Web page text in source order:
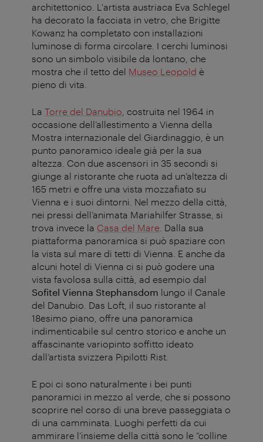
architettonico. L'artista austriaca Eva Schlegel
ha decorato la facciata in vetro, che Brigitte
Kowanz ha completato con installazioni
luminose di forma circolare. I cerchi luminosi
sono un simbolo visibile da lontano, che
mostra che il tetto del Museo Leopold è
pieno di vita.
La Torre del Danubio , costruita nel 1964 in
occasione dell’allestimento a Vienna della
Mostra internazionale del Giardinaggio, è un
punto panoramico ideale già per la sua
altezza. Con due ascensori in 35 secondi si
giunge al ristorante che ruota ad un’altezza di
165 metri e offre una vista mozzafiato su
Vienna e i suoi dintorni. Nel mezzo della città,
nei pressi dell’animata Mariahilfer Strasse, si
trova invece la Casa del Mare Dalla sua
piattaforma panoramica si può spaziare con
la vista sul mare di tetti di Vienna. E anche da
alcuni hotel di Vienna ci si può godere una
vista favolosa sulla città, ad esempio dal
Sofitel Vienna Stephansdom lungo il Canale
del Danubio. Das Loft, il suo ristorante al
18esimo piano, offre una panoramica
indimenticabile sul centro storico e anche un
affascinante variopinto soffitto ideato
dall’artista svizzera Pipilotti Rist.
E poi ci sono naturalmente i bei punti
panoramici in mezzo al verde, che si possono
scoprire nel corso di una breve passeggiata o
di una camminata. Luoghi perfetti da cui
ammirare l’insieme della città sono le “colline